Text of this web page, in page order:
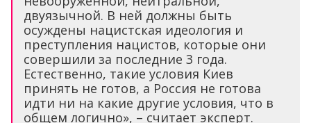
двуязычной. В ней должны быть
осуждены нацистская идеология и
преступления нацистов, которые они
совершили за последние 3 года.
Естественно, такие условия Киев
принять не готов, а Россия не готова
идти ни на какие другие условия, что в
общем логично», – считает эксперт.